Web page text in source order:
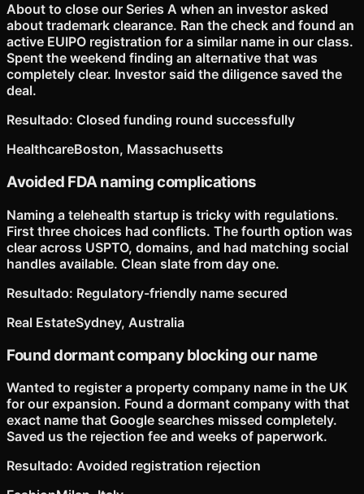
About to close our Series A when an investor asked
about trademark clearance. Ran the check and found an
active EUIPO registration for a similar name in our class.
Spent the weekend finding an alternative that was
completely clear. Investor said the diligence saved the
deal.
Resultado: Closed funding round successfully
HealthcareBoston, Massachusetts
Avoided FDA naming complications
Naming a telehealth startup is tricky with regulations.
First three choices had conflicts. The fourth option was
clear across USPTO, domains, and had matching social
handles available. Clean slate from day one.
Resultado: Regulatory-friendly name secured
Real EstateSydney, Australia
Found dormant company blocking our name
Wanted to register a property company name in the UK
for our expansion. Found a dormant company with that
exact name that Google searches missed completely.
Saved us the rejection fee and weeks of paperwork.
Resultado: Avoided registration rejection